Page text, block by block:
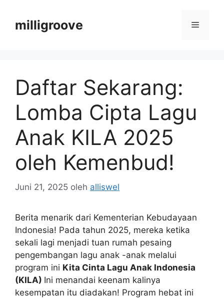
milligroove Menu
Daftar Sekarang:
Lomba Cipta Lagu
Anak KILA 2025
oleh Kemenbud!
Juni 21, 2025 oleh alliswel
Berita menarik dari Kementerian Kebudayaan
Indonesia! Pada tahun 2025, mereka ketika
sekali lagi menjadi tuan rumah pesaing
pengembangan lagu anak -anak melalui
program ini Kita Cinta Lagu Anak Indonesia
(KILA) Ini menandai keenam kalinya
kesempatan itu diadakan! Program hebat ini